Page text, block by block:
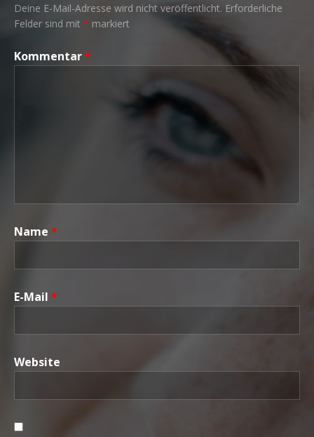
Deine E-Mail-Adresse wird nicht veröffentlicht. Erforderliche
Felder sind mit * markiert
Kommentar*
Name *
E-Mail *
Website